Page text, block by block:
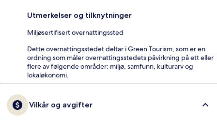
Utmerkelser og tilknytninger
Miljøsertifisert overnattingssted
Dette overnattingsstedet deltar i Green Tourism, som er en
ordning som måler overnattingsstedets påvirkning på ett eller
flere av følgende områder: miljø, samfunn, kulturarv og
lokaløkonomi.
Vilkår og avgifter